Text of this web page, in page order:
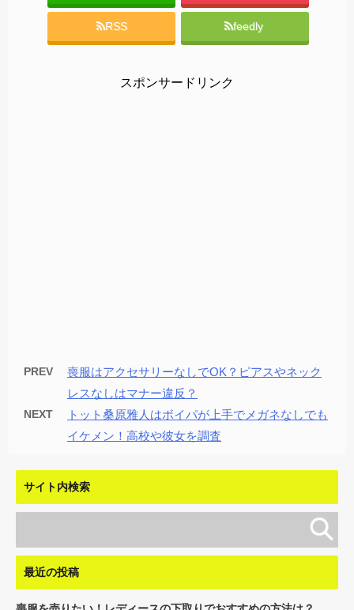
RSS feedly
スポンサードリンク
PREV
喪服はアクセサリーなしでOK？ピアスやネック
レスなしはマナー違反？
NEXT
トット桑原雅人はボイパが上手でメガネなしでも
イケメン！高校や彼女を調査
サイト内検索
最近の投稿